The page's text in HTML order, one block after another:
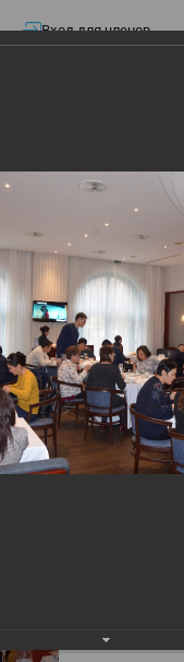
Вход для членов
СЧЕТА-ФАКТУРЫ.
ВИРТУАЛЬНЫЙ